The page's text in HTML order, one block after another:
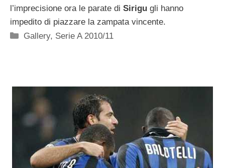
l’imprecisione ora le parate di Sirigu gli hanno
impedito di piazzare la zampata vincente.
Categorie
Gallery, Serie A 2010/11